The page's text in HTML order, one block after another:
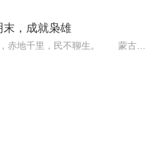
末，成就枭雄